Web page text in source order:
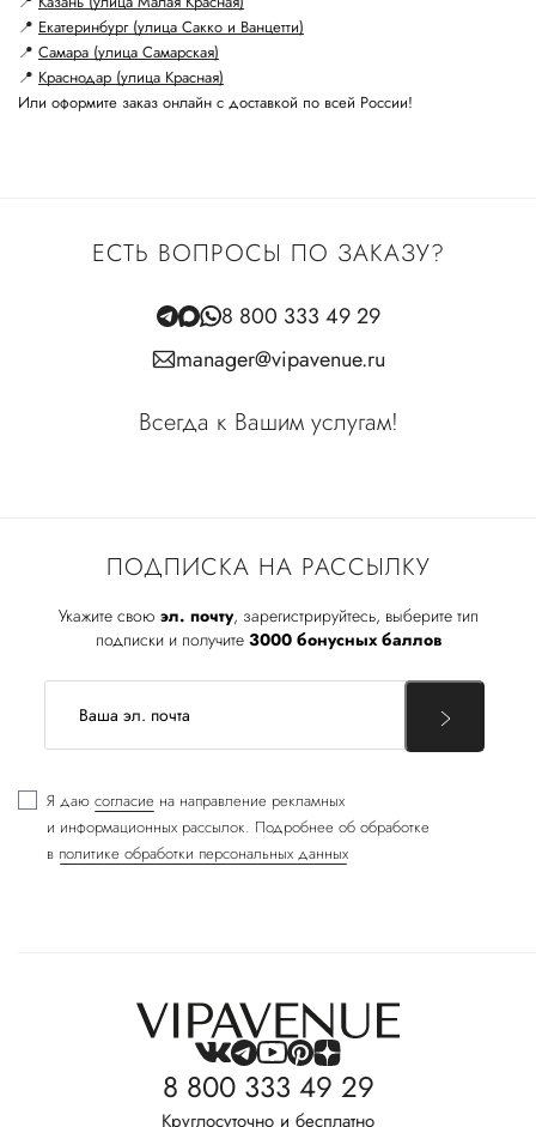
📍 Екатеринбург (улица Сакко и Ванцетти)
📍 Самара (улица Самарская)
📍 Краснодар (улица Красная)
Или оформите заказ онлайн с доставкой по всей России!
ПОДПИСКА НА РАССЫЛКУ
Укажите свою эл. почту, зарегистрируйтесь, выберите тип
подписки и получите 3000 бонусных баллов
Я даю согласие на направление рекламных
и информационных рассылок. Подробнее об обработке
в политике обработки персональных данных
ЕСТЬ ВОПРОСЫ ПО ЗАКАЗУ?
8 800 333 49 29
manager@vipavenue.ru
Всегда к Вашим услугам!
8 800 333 49 29
Круглосуточно и бесплатно